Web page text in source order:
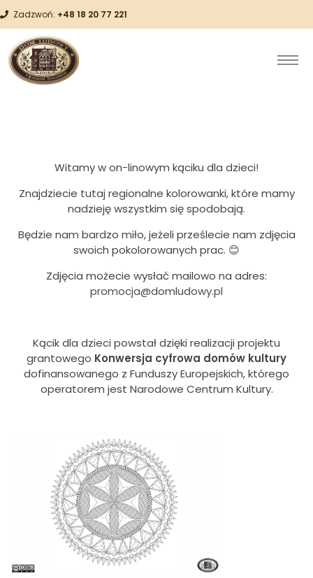
Zadzwoń: +48 18 20 77 221
Witamy w on-linowym kąciku dla dzieci!
Znajdziecie tutaj regionalne kolorowanki, które mamy
nadzieję wszystkim się spodobają.
Będzie nam bardzo miło, jeżeli prześlecie nam zdjęcia
swoich pokolorowanych prac. 😊
Zdjęcia możecie wysłać mailowo na adres:
promocja@domludowy.pl
Kącik dla dzieci powstał dzięki realizacji projektu
grantowego Konwersja cyfrowa domów kultury
dofinansowanego z Funduszy Europejskich, którego
operatorem jest Narodowe Centrum Kultury.